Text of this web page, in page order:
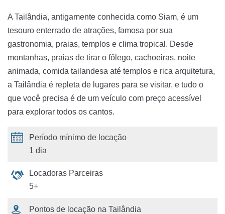
A Tailândia, antigamente conhecida como Siam, é um
tesouro enterrado de atrações, famosa por sua
gastronomia, praias, templos e clima tropical. Desde
montanhas, praias de tirar o fôlego, cachoeiras, noite
animada, comida tailandesa até templos e rica arquitetura,
a Tailândia é repleta de lugares para se visitar, e tudo o
que você precisa é de um veículo com preço acessível
para explorar todos os cantos.
Período mínimo de locação
1 dia
Locadoras Parceiras
5+
Pontos de locação na Tailândia